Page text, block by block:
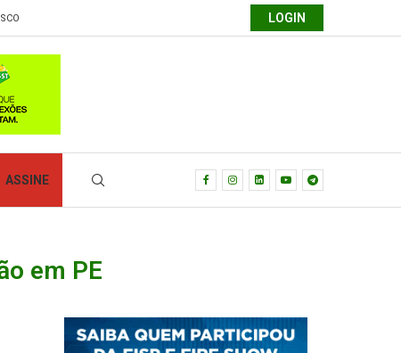
LOGIN
ASSINE
em PE